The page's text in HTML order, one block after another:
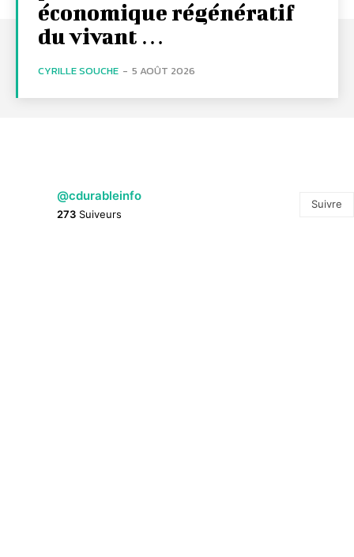
économique régénératif
du vivant …
CYRILLE SOUCHE - 5 AOÛT 2026
@cdurableinfo
273 Suiveurs
Suivre